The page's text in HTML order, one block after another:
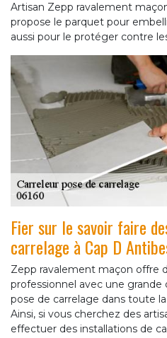
Artisan Zepp ravalement
propose le parquet pour
aussi pour le protéger contre
Fier sur le savoir faire
carrelage à Cap D
Zepp ravalement maçon offre
professionnel avec une
pose de carrelage dans toute
Ainsi, si vous cherchez des
effectuer des installations de